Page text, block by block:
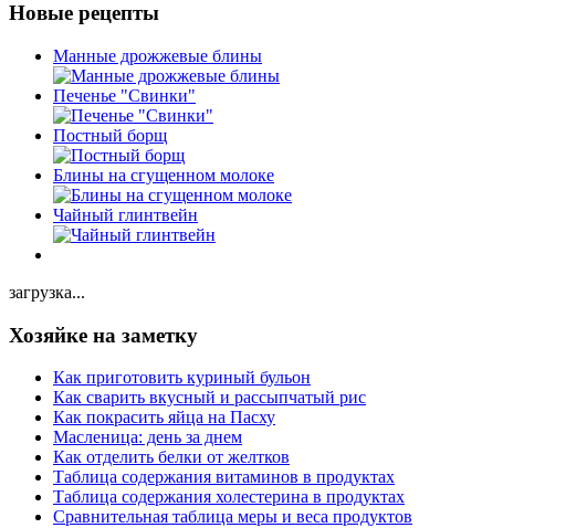
Новые рецепты
Манные дрожжевые блины
Печенье "Свинки"
Постный борщ
Блины на сгущенном молоке
Чайный глинтвейн
загрузка...
Хозяйке на заметку
Как приготовить куриный бульон
Как сварить вкусный и рассыпчатый рис
Как покрасить яйца на Пасху
Масленица: день за днем
Как отделить белки от желтков
Таблица содержания витаминов в продуктах
Таблица содержания холестерина в продуктах
Сравнительная таблица меры и веса продуктов